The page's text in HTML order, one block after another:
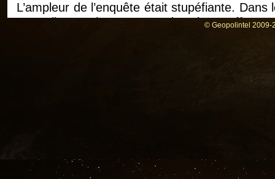
L’ampleur de l’enquête était stupéfiante.
13 avril 2022, le FBI a coordonné ses efforts
De l’opération Arctic Frost à Jack Smith :
© Geopolintel 2009-